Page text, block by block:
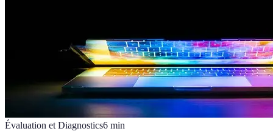
Évaluation et Diagnostics6 min